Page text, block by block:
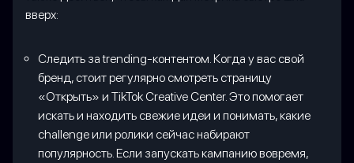
вверх:
Следить за trending-контентом. Когда у вас свой
бренд, стоит регулярно смотреть страницу
«Открыть» и TikTok Creative Center. Это помогает
искать и находить свежие идеи и понимать, какие
challenge или ролики сейчас набирают
популярность. Если запускать кампанию вовремя,